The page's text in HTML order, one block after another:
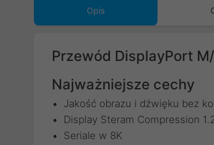
Opis
Przewód DisplayPort
Najważniejsze cechy
Jakość obrazu i dźwięku bez
Display Steram Compression
Seriale w 8K